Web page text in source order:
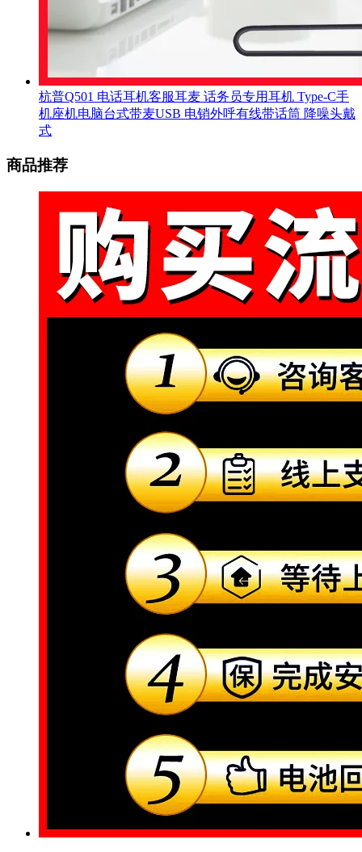
杭普Q501 电话耳机客服耳麦 话务员专用耳机 Type-C手
机座机电脑台式带麦USB 电销外呼有线带话筒 降噪头戴
式
商品推荐